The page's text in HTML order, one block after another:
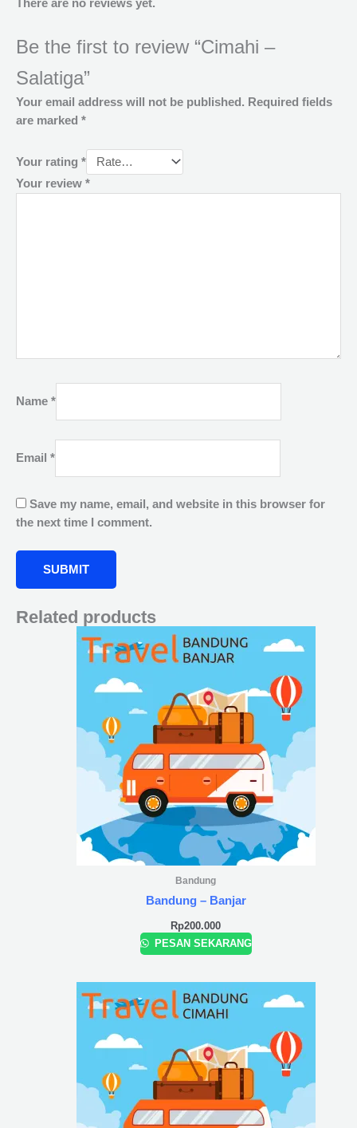
There are no reviews yet.
Be the first to review “Cimahi –
Salatiga”
Your email address will not be published. Required fields
are marked *
Your rating *
Your review *
Name *
Email *
Save my name, email, and website in this browser for
the next time I comment.
Related products
Bandung
Bandung – Banjar
Rp200.000
PESAN SEKARANG